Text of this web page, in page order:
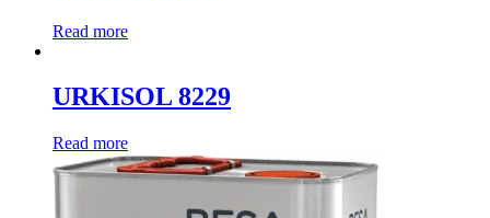
Read more
URKISOL 8229
Read more